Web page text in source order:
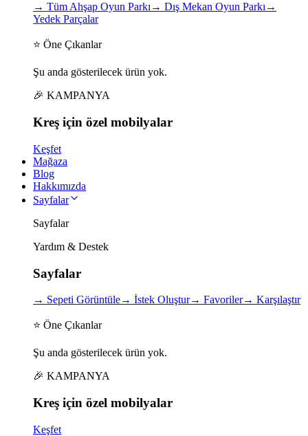
→ Tüm Ahşap Oyun Parkı→ Dış Mekan Oyun Parkı→
Yedek Parçalar
⭐ Öne Çıkanlar
Şu anda gösterilecek ürün yok.
🎉 KAMPANYA
Kreş için özel mobilyalar
Keşfet
Mağaza
Blog
Hakkımızda
Sayfalar
Sayfalar
Yardım & Destek
Sayfalar
→ Sepeti Görüntüle→ İstek Oluştur→ Favoriler→ Karşılaştır
⭐ Öne Çıkanlar
Şu anda gösterilecek ürün yok.
🎉 KAMPANYA
Kreş için özel mobilyalar
Keşfet